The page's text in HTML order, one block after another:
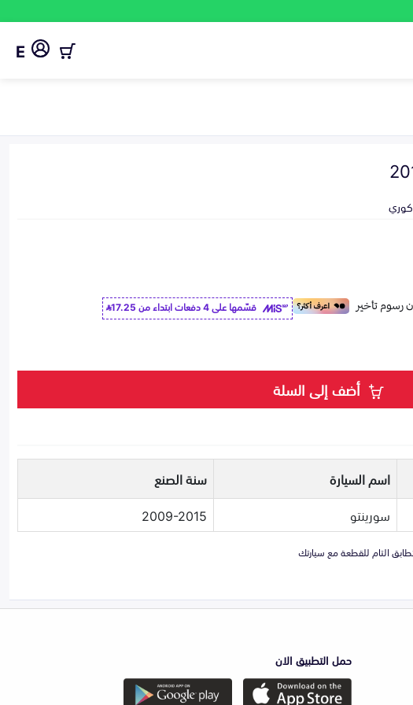
E
كوري
قسّمها على 4 دفعات ابتداء من
17.25
أضف إلى السلة
اسم السيارة
سنة الصنع
سورينتو 2009-2015
حمل التطبيق الان